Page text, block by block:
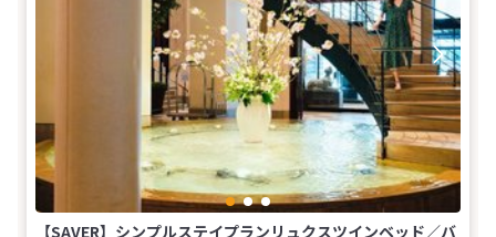
【SAVER】シンプルステイプランリュクスツインベッド／バ